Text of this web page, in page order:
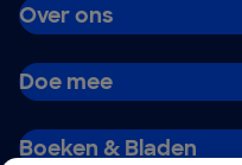
Over ons
Doe mee
Boeken & Bladen